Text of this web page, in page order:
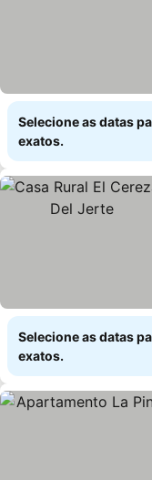
Selecione as datas
exatos.
Selecione as datas
exatos.